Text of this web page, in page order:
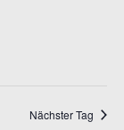
Nächster Tag